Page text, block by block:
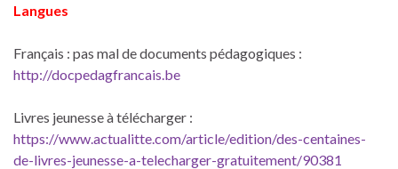
Langues
Français : pas mal de documents pédagogiques :
http://docpedagfrancais.be
Livres jeunesse à télécharger :
https://www.actualitte.com/article/edition/des-centaines-
de-livres-jeunesse-a-telecharger-gratuitement/90381